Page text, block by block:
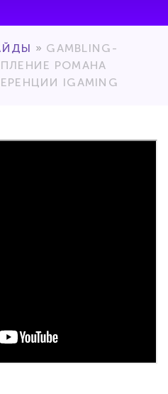
» GAMBLING-
РОМАНА
IGAMING